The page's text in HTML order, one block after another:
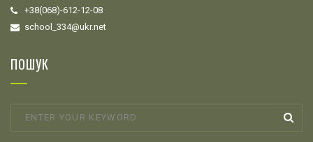
+38(068)-612-12-08
school_334@ukr.net
ПОШУК